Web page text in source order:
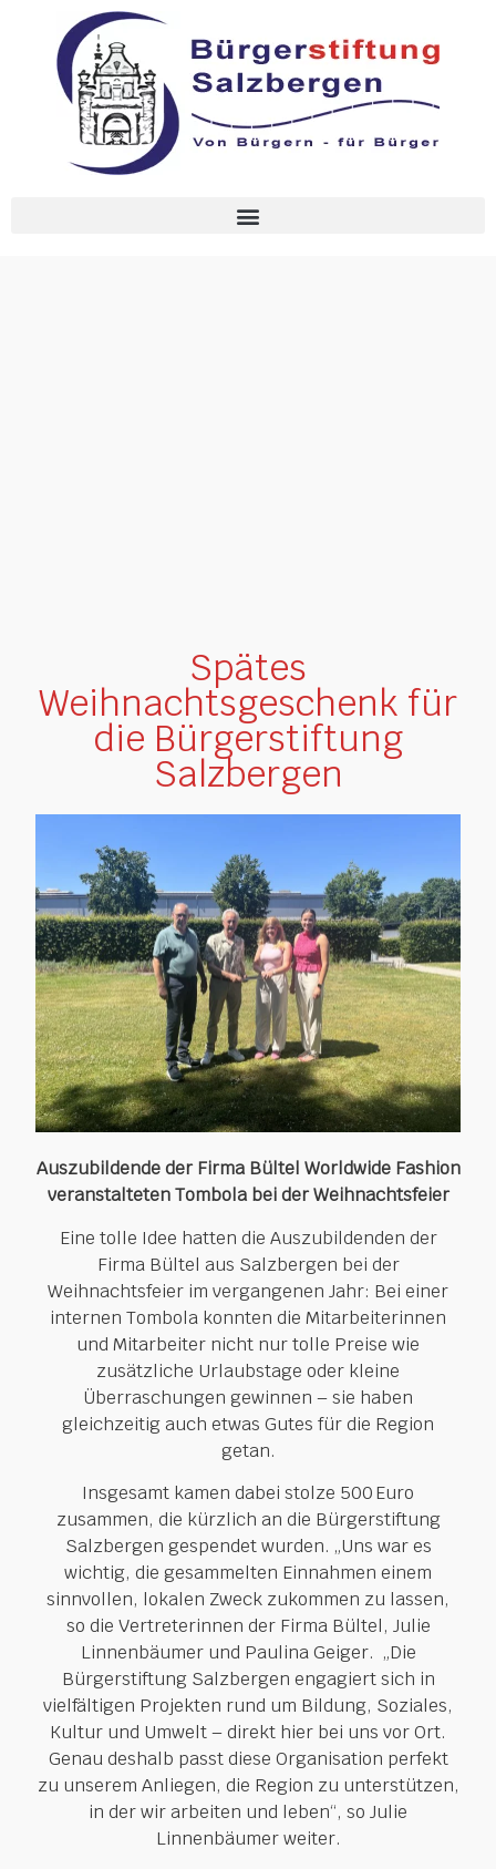
Spätes
Weihnachtsgeschenk für
die Bürgerstiftung
Salzbergen
Auszubildende der Firma Bültel Worldwide Fashion
veranstalteten Tombola bei der Weihnachtsfeier
Eine tolle Idee hatten die Auszubildenden der
Firma Bültel aus Salzbergen bei der
Weihnachtsfeier im vergangenen Jahr: Bei einer
internen Tombola konnten die Mitarbeiterinnen
und Mitarbeiter nicht nur tolle Preise wie
zusätzliche Urlaubstage oder kleine
Überraschungen gewinnen – sie haben
gleichzeitig auch etwas Gutes für die Region
getan.
Insgesamt kamen dabei stolze 500 Euro
zusammen, die kürzlich an die Bürgerstiftung
Salzbergen gespendet wurden. „Uns war es
wichtig, die gesammelten Einnahmen einem
sinnvollen, lokalen Zweck zukommen zu lassen,
so die Vertreterinnen der Firma Bültel, Julie
Linnenbäumer und Paulina Geiger. „Die
Bürgerstiftung Salzbergen engagiert sich in
vielfältigen Projekten rund um Bildung, Soziales,
Kultur und Umwelt – direkt hier bei uns vor Ort.
Genau deshalb passt diese Organisation perfekt
zu unserem Anliegen, die Region zu unterstützen,
in der wir arbeiten und leben“, so Julie
Linnenbäumer weiter.